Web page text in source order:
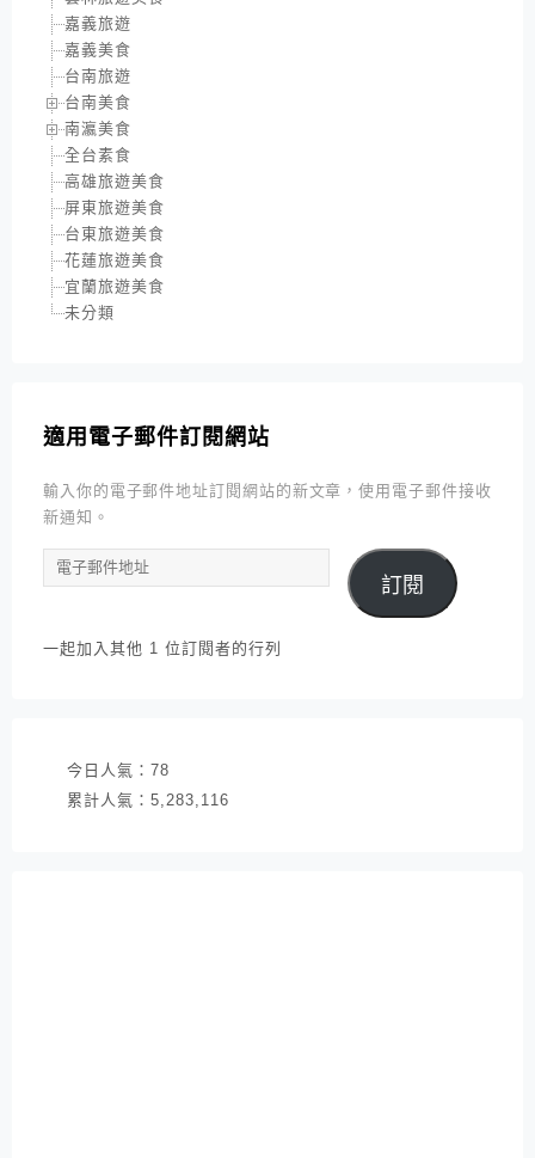
嘉義旅遊
嘉義美食
台南旅遊
台南美食
南瀛美食
全台素食
高雄旅遊美食
屏東旅遊美食
台東旅遊美食
花蓮旅遊美食
宜蘭旅遊美食
未分類
適用電子郵件訂閱網站
輸入你的電子郵件地址訂閱網站的新文章，使用電子郵件接收
新通知。
電
子
件
訂閱
一起加入其他 1 位訂閱者的行列
今日人氣： 78
累計人氣： 5,283,116